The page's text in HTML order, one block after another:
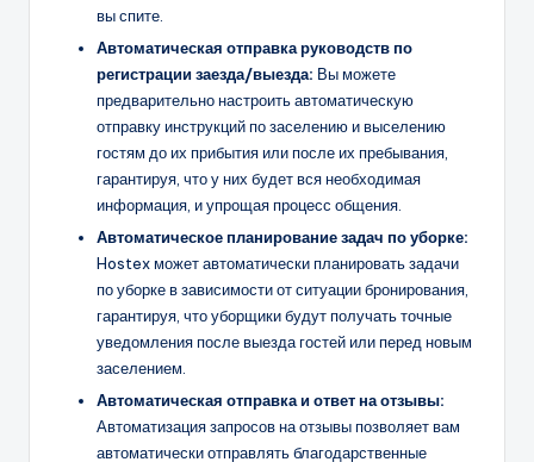
вы спите.
Автоматическая отправка руководств по
регистрации заезда/выезда: Вы можете
предварительно настроить автоматическую
отправку инструкций по заселению и выселению
гостям до их прибытия или после их пребывания,
гарантируя, что у них будет вся необходимая
информация, и упрощая процесс общения.
Автоматическое планирование задач по уборке:
Hostex может автоматически планировать задачи
по уборке в зависимости от ситуации бронирования,
гарантируя, что уборщики будут получать точные
уведомления после выезда гостей или перед новым
заселением.
Автоматическая отправка и ответ на отзывы:
Автоматизация запросов на отзывы позволяет вам
автоматически отправлять благодарственные